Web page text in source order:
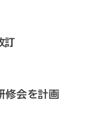
訂
修会を計画